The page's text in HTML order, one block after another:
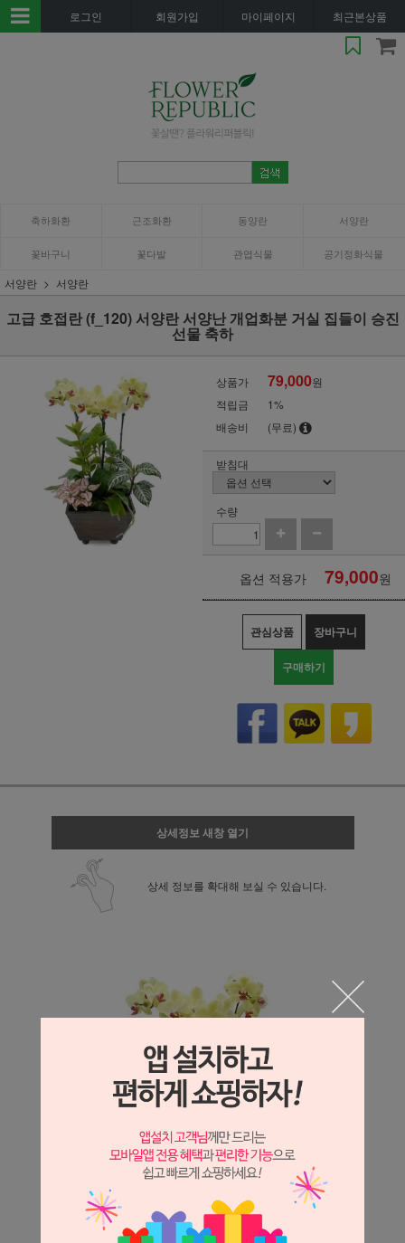
로그인 회원가입 마이페이지 최근본상품
축하화환 근조화환 동양란 서양란
꽃바구니 꽃다발 관엽식물 공기정화식물
서양란 서양란
고급 호접란 (f_120) 서양란 서양난 개업화분 거실 집들이 승진
선물 축하
상품가 79,000원
적립금
1%
배송비
(무료)
받침대
수량
옵션 적용가 79,000원
관심상품 장바구니
구매하기
상세정보 새창 열기
상세 정보를 확대해 보실 수 있습니다.